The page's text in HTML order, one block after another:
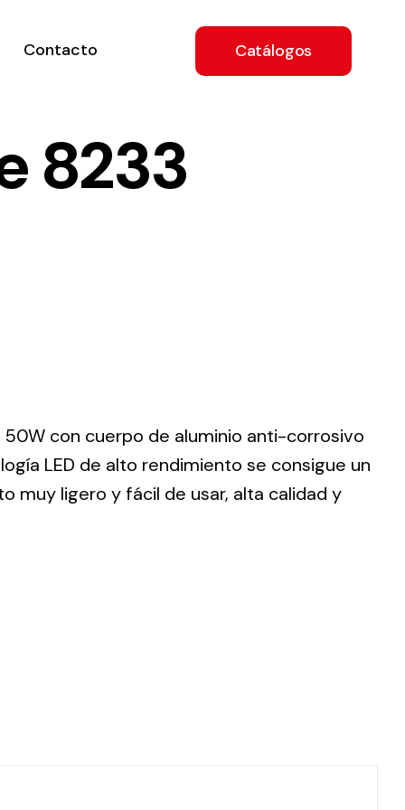
Contacto Catálogos
8233
con cuerpo de aluminio anti-corrosivo
LED de alto rendimiento se consigue un
muy ligero y fácil de usar, alta calidad y